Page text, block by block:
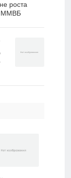
роста
ММВБ